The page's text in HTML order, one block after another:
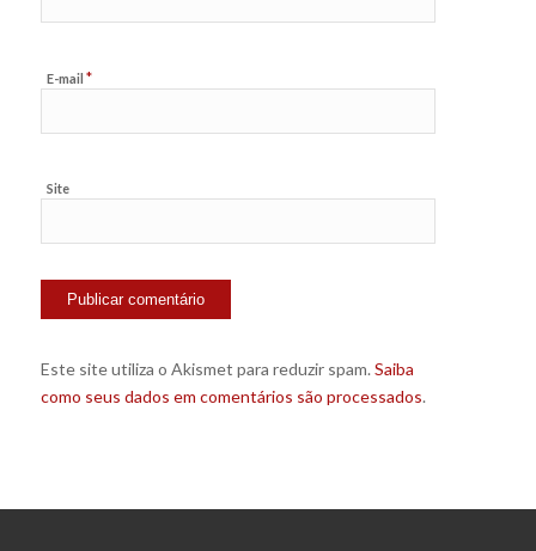
E-mail *
Site
Este site utiliza o Akismet para reduzir spam. Saiba
como seus dados em comentários são processados.